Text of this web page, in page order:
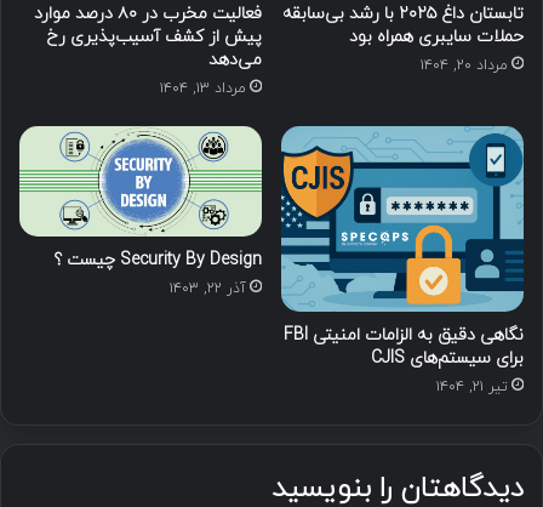
تابستان داغ ۲۰۲۵ با رشد بی‌سابقه
حملات سایبری همراه بود
مرداد ۲۰, ۱۴۰۴
فعالیت مخرب در ۸۰ درصد موارد
پیش از کشف آسیب‌پذیری‌ رخ
می‌دهد
مرداد ۱۳, ۱۴۰۴
نگاهی دقیق به الزامات امنیتی FBI
برای سیستم‌های CJIS
تیر ۲۱, ۱۴۰۴
Security By Design چیست ؟
آذر ۲۲, ۱۴۰۳
دیدگاهتان را بنویسید